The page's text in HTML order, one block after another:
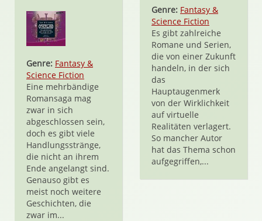
Genre: Fantasy &
Science Fiction
Eine mehrbändige
Romansaga mag
zwar in sich
abgeschlossen sein,
doch es gibt viele
Handlungsstränge,
die nicht an ihrem
Ende angelangt sind.
Genauso gibt es
meist noch weitere
Geschichten, die
zwar im...
Genre: Fantasy &
Science Fiction
Es gibt zahlreiche
Romane und Serien,
die von einer Zukunft
handeln, in der sich
das
Hauptaugenmerk
von der Wirklichkeit
auf virtuelle
Realitäten verlagert.
So mancher Autor
hat das Thema schon
aufgegriffen,...